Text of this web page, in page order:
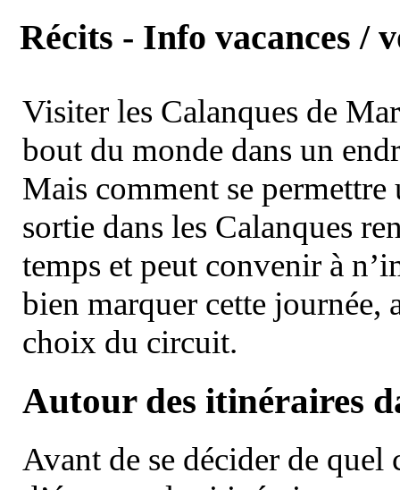
Récits - Info vacances /
Visiter les Calanques de
bout du monde dans un
Mais comment se permettre
sortie dans les Calanques
temps et peut convenir à
bien marquer cette journée,
choix du circuit.
Autour des itinéraires
Avant de se décider de